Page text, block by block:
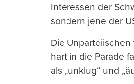
Interessen der
sondern jene der
Die Unparteiischen
hart in die Parade
als „unklug“ und